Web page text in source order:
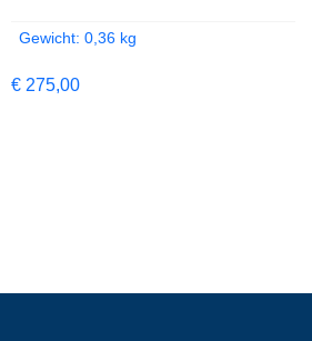
Gewicht: 0,36 kg
€ 275,00